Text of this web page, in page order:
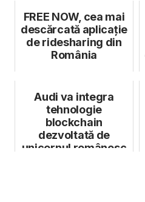
FREE NOW, cea mai
descărcată aplicație
de ridesharing din
România
Audi va integra
tehnologie
blockchain
dezvoltată de
unicornul românesc